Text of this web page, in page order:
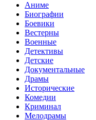
Аниме
Биографии
Боевики
Вестерны
Военные
Детективы
Детские
Документальные
Драмы
Исторические
Комедии
Криминал
Мелодрамы